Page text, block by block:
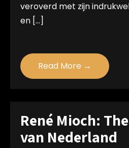
veroverd met zijn
en […]
Read More →
René Mioch:
van Nederland